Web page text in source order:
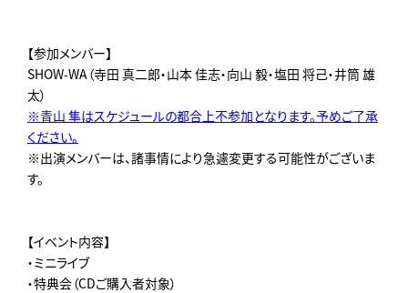
【参加メンバー】
SHOW-WA（寺田 真二郎・山本 佳志・向山 毅・塩田 将己・井筒 雄
太）
※青山 隼はスケジュールの都合上不参加となります。予めご了承
ください。
※出演メンバーは、諸事情により急遽変更する可能性がございま
す。
【イベント内容】
・ミニライブ
・特典会（CDご購入者対象）